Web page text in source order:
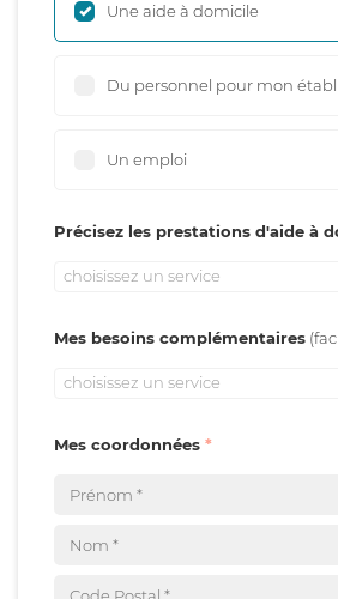
Une aide à domicile
Du personnel pour mon
Un emploi
Précisez les prestations d'aide à
choisissez un service
Mes besoins complémentaires
choisissez un service
Mes coordonnées